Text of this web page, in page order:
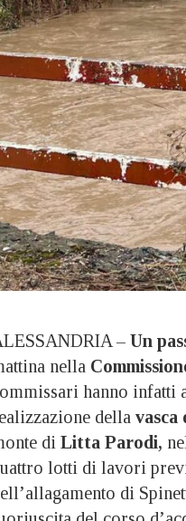
– Un
nella
hanno infatti
della vasca
di Litta Parodi,
lotti di lavori
di